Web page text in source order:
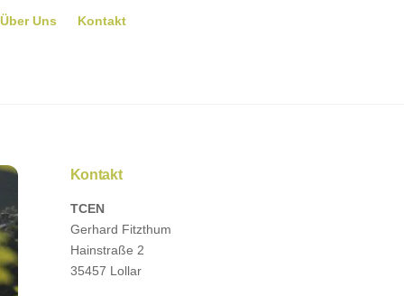
Über Uns Kontakt
Kontakt
TCEN
Gerhard Fitzthum
Hainstraße 2
35457 Lollar